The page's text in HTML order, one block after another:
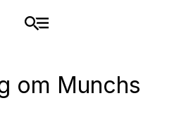
om Munchs